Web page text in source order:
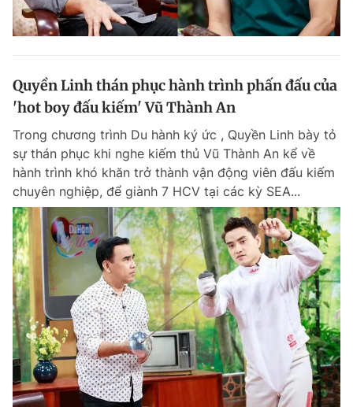
Quyền Linh thán phục hành trình phấn đấu của
'hot boy đấu kiếm' Vũ Thành An
Trong chương trình Du hành ký ức , Quyền Linh bày tỏ
sự thán phục khi nghe kiếm thủ Vũ Thành An kể về
hành trình khó khăn trở thành vận động viên đấu kiếm
chuyên nghiệp, để giành 7 HCV tại các kỳ SEA...